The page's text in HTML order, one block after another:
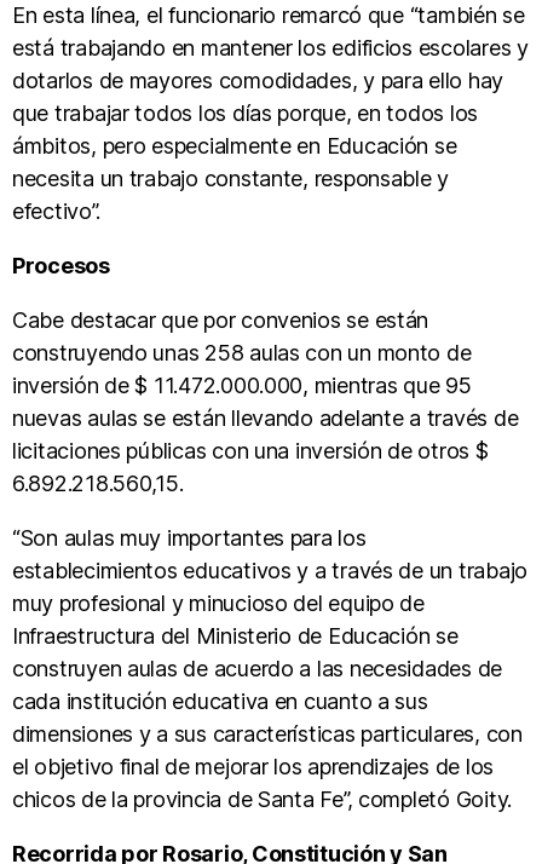
En esta línea, el funcionario remarcó que “también se
está trabajando en mantener los edificios escolares y
dotarlos de mayores comodidades, y para ello hay
que trabajar todos los días porque, en todos los
ámbitos, pero especialmente en Educación se
necesita un trabajo constante, responsable y
efectivo”.
Procesos
Cabe destacar que por convenios se están
construyendo unas 258 aulas con un monto de
inversión de $ 11.472.000.000, mientras que 95
nuevas aulas se están llevando adelante a través de
licitaciones públicas con una inversión de otros $
6.892.218.560,15.
“Son aulas muy importantes para los
establecimientos educativos y a través de un trabajo
muy profesional y minucioso del equipo de
Infraestructura del Ministerio de Educación se
construyen aulas de acuerdo a las necesidades de
cada institución educativa en cuanto a sus
dimensiones y a sus características particulares, con
el objetivo final de mejorar los aprendizajes de los
chicos de la provincia de Santa Fe”, completó Goity.
Recorrida por Rosario, Constitución y San